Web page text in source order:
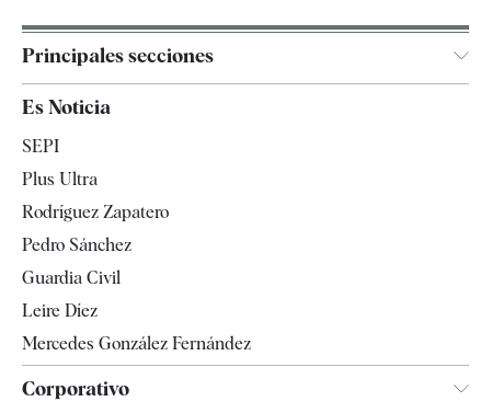
Principales secciones
España
Televisión
Es Noticia
SEPI
Plus Ultra
Rodríguez Zapatero
Pedro Sánchez
Guardia Civil
Leire Díez
Mercedes González Fernández
Corporativo